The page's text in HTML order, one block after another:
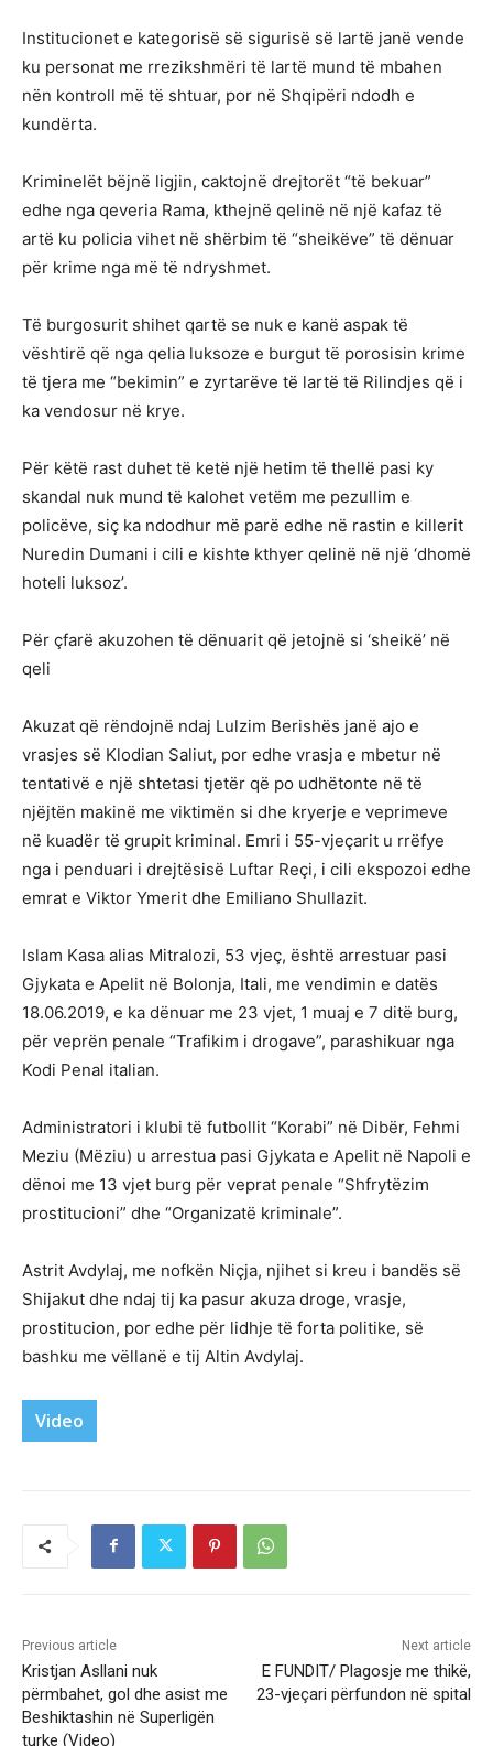
Institucionet e kategorisë së sigurisë së lartë janë vende
ku personat me rrezikshmëri të lartë mund të mbahen
nën kontroll më të shtuar, por në Shqipëri ndodh e
kundërta.
Kriminelët bëjnë ligjin, caktojnë drejtorët “të bekuar”
edhe nga qeveria Rama, kthejnë qelinë në një kafaz të
artë ku policia vihet në shërbim të “sheikëve” të dënuar
për krime nga më të ndryshmet.
Të burgosurit shihet qartë se nuk e kanë aspak të
vështirë që nga qelia luksoze e burgut të porosisin krime
të tjera me “bekimin” e zyrtarëve të lartë të Rilindjes që i
ka vendosur në krye.
Për këtë rast duhet të ketë një hetim të thellë pasi ky
skandal nuk mund të kalohet vetëm me pezullim e
policëve, siç ka ndodhur më parë edhe në rastin e killerit
Nuredin Dumani i cili e kishte kthyer qelinë në një ‘dhomë
hoteli luksoz’.
Për çfarë akuzohen të dënuarit që jetojnë si ‘sheikë’ në
qeli
Akuzat që rëndojnë ndaj Lulzim Berishës janë ajo e
vrasjes së Klodian Saliut, por edhe vrasja e mbetur në
tentativë e një shtetasi tjetër që po udhëtonte në të
njëjtën makinë me viktimën si dhe kryerje e veprimeve
në kuadër të grupit kriminal. Emri i 55-vjeçarit u rrëfye
nga i penduari i drejtësisë Luftar Reçi, i cili ekspozoi edhe
emrat e Viktor Ymerit dhe Emiliano Shullazit.
Islam Kasa alias Mitralozi, 53 vjeç, është arrestuar pasi
Gjykata e Apelit në Bolonja, Itali, me vendimin e datës
18.06.2019, e ka dënuar me 23 vjet, 1 muaj e 7 ditë burg,
për veprën penale “Trafikim i drogave”, parashikuar nga
Kodi Penal italian.
Administratori i klubi të futbollit “Korabi” në Dibër, Fehmi
Meziu (Mëziu) u arrestua pasi Gjykata e Apelit në Napoli e
dënoi me 13 vjet burg për veprat penale “Shfrytëzim
prostitucioni” dhe “Organizatë kriminale”.
Astrit Avdylaj, me nofkën Niçja, njihet si kreu i bandës së
Shijakut dhe ndaj tij ka pasur akuza droge, vrasje,
prostitucion, por edhe për lidhje të forta politike, së
bashku me vëllanë e tij Altin Avdylaj.
Video
Previous article
Kristjan Asllani nuk
përmbahet, gol dhe asist me
Beshiktashin në Superligën
turke (Video)
Next article
E FUNDIT/ Plagosje me thikë,
23-vjeçari përfundon në spital